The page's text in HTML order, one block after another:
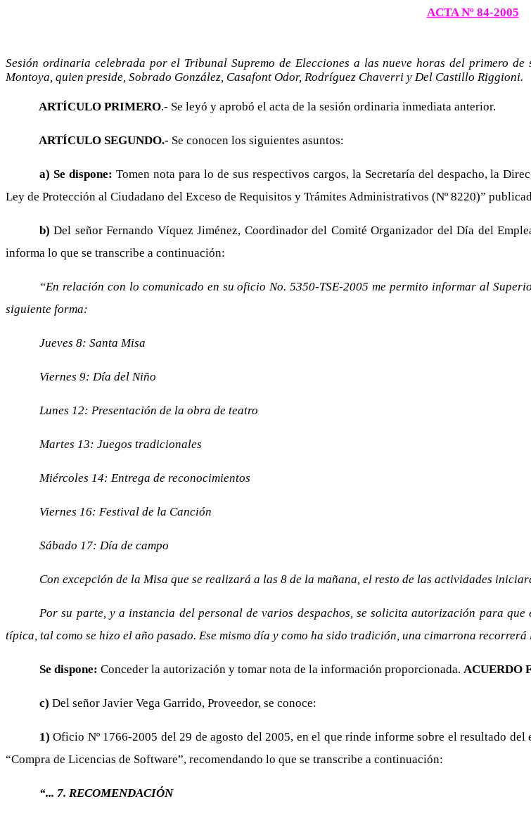
ACTA Nº 84-2005
Sesión ordinaria celebrada por el Tribunal Supremo de Elecciones a las nueve horas del primero
Montoya, quien preside, Sobrado González, Casafont Odor, Rodríguez Chaverri y Del Castillo Riggioni.
ARTÍCULO PRIMERO.- Se leyó y aprobó el acta de la sesión ordinaria inmediata anterior.
ARTÍCULO SEGUNDO.- Se conocen los siguientes asuntos:
a) Se dispone: Tomen nota para lo de sus respectivos cargos, la Secretaría del despacho, la
Ley de Protección al Ciudadano del Exceso de Requisitos y Trámites Administrativos (Nº 8220)”
b) Del señor Fernando Víquez Jiménez, Coordinador del Comité Organizador del Día del
informa lo que se transcribe a continuación:
“En relación con lo comunicado en su oficio No. 5350-TSE-2005 me permito informar al
siguiente forma:
Jueves 8: Santa Misa
Viernes 9: Día del Niño
Lunes 12: Presentación de la obra de teatro
Martes 13: Juegos tradicionales
Miércoles 14: Entrega de reconocimientos
Viernes 16: Festival de la Canción
Sábado 17: Día de campo
Con excepción de la Misa que se realizará a las 8 de la mañana, el resto de las actividades
Por su parte, y a instancia del personal de varios despachos, se solicita autorización para
típica, tal como se hizo el año pasado. Ese mismo día y como ha sido tradición, una cimarrona
Se dispone: Conceder la autorización y tomar nota de la información proporcionada. ACUERDO
c) Del señor Javier Vega Garrido, Proveedor, se conoce:
1)Oficio Nº 1766-2005 del 29 de agosto del 2005, en el que rinde informe sobre el resultado
“Compra de Licencias de Software”, recomendando lo que se transcribe a continuación:
“... 7. RECOMENDACIÓN